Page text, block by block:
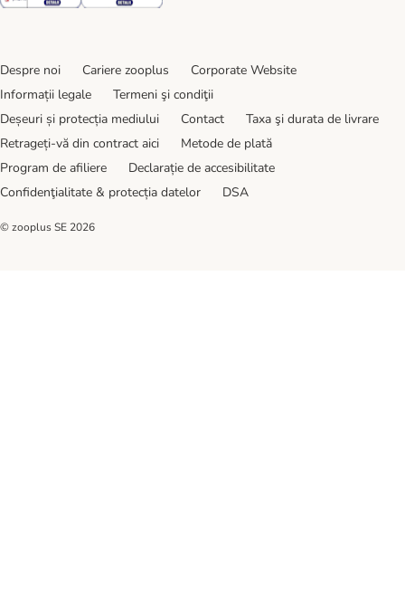
Despre noi Cariere zooplus
Corporate Website
Informații legale
Termeni şi condiţii
Deșeuri și protecția mediului
Contact
Taxa şi durata de livrare
Retrageți-vă din contract aici
Metode de plată
Program de afiliere
Declarație de accesibilitate
Confidenţialitate & protecția datelor
DSA
© zooplus SE 2026